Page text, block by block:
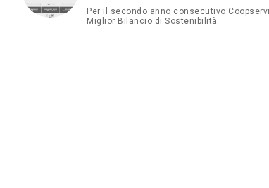
Per il secondo anno consecutivo
Miglior Bilancio di Sostenibilità